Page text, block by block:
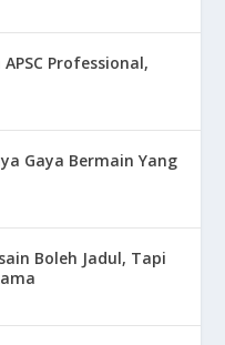
Professional,
Gaya Bermain Yang
Boleh Jadul, Tapi